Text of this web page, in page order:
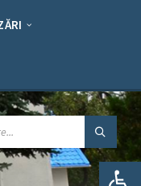
Deschide bara de unelte